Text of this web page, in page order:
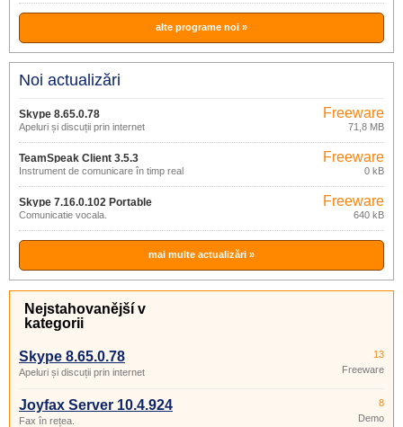
alte programe noi »
Noi actualizări
Skype 8.65.0.78
Apeluri și discuții prin internet
Freeware
71,8 MB
TeamSpeak Client 3.5.3
Instrument de comunicare în timp real
Freeware
0 kB
Skype 7.16.0.102 Portable
Comunicatie vocala.
Freeware
640 kB
mai multe actualizări »
Nejstahovanější v
kategorii
Skype 8.65.0.78
Apeluri și discuții prin internet
13
Freeware
Joyfax Server 10.4.924
Fax în rețea.
8
Demo